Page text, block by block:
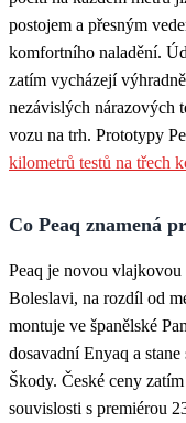
postojem a přesným
komfortního naladění.
zatím vycházejí
nezávislých nárazových
vozu na trh. Prototypy
kilometrů testů na třech
Co Peaq znamená
Peaq je novou
Boleslavi, na rozdíl od
montuje ve španělské
dosavadní Enyaq a
Škody. České ceny
souvislosti s premiérou